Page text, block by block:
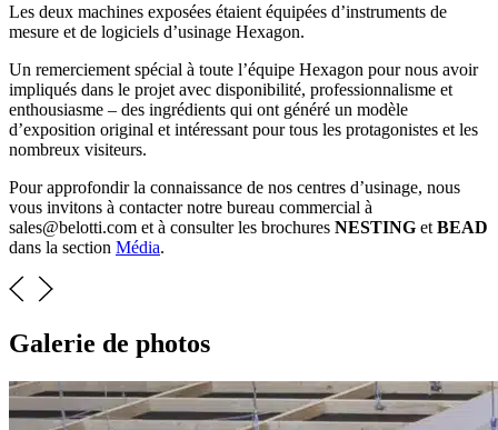
Les deux machines exposées étaient équipées d’instruments de
mesure et de logiciels d’usinage Hexagon.
Un remerciement spécial à toute l’équipe Hexagon pour nous avoir
impliqués dans le projet avec disponibilité, professionnalisme et
enthousiasme – des ingrédients qui ont généré un modèle
d’exposition original et intéressant pour tous les protagonistes et les
nombreux visiteurs.
Pour approfondir la connaissance de nos centres d’usinage, nous
vous invitons à contacter notre bureau commercial à
sales@belotti.com et à consulter les brochures NESTING et BEAD
dans la section Média.
Galerie de photos